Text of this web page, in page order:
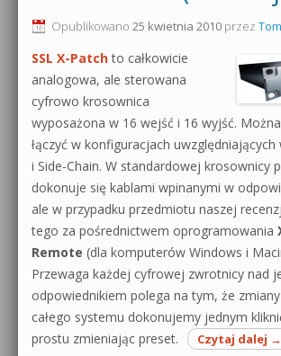
Sylenth1 od podstaw
Sound Forge od podstaw
Dubstep z syntezatorem Massive
Kontakt 5 Kompendium
Pakiety
0dB.pl - informacje
Newsletter
Materiały dla mediów
Archiwum aktualności
Polityka prywatności
Regulamin
Działanie sklepu internetowego
Wyszukiwanie
Opublikowano 25 kwietnia 2010 przez
SSL X-Patchto całkowicie
analogowa, ale sterowana
cyfrowo krosownica
wyposażona w 16 wejść i 16 wyjść.
łączyć w konfiguracjach
i Side-Chain. W standardowej krosownicy
dokonuje się kablami wpinanymi w
ale w przypadku przedmiotu naszej
tego za pośrednictwem oprogramowania
Remote (dla komputerów Windows i
Przewaga każdej cyfrowej zwrotnicy nad
odpowiednikiem polega na tym, że
całego systemu dokonujemy jednym
prostu zmieniając preset.
Czytaj dalej →